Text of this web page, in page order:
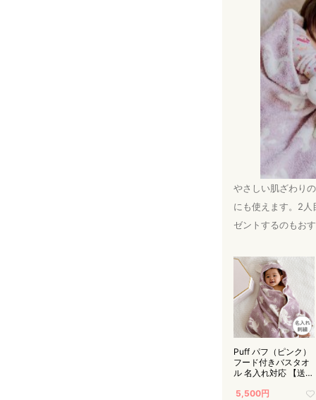
やさしい肌ざわり
にも使えます。2
ゼントするのもお
Puff パフ（ピンク）
フード付きバスタオ
ル 名入れ対応 【送料
5,500円